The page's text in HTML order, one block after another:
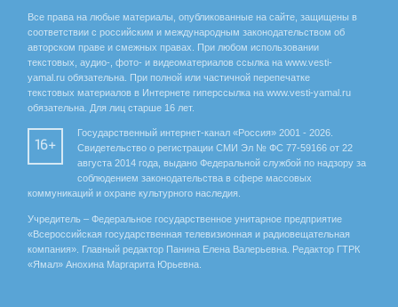
Все права на любые материалы, опубликованные на сайте, защищены в
соответствии с российским и международным законодательством об
авторском праве и смежных правах. При любом использовании
текстовых, аудио-, фото- и видеоматериалов ссылка на www.vesti-
yamal.ru обязательна. При полной или частичной перепечатке
текстовых материалов в Интернете гиперссылка на www.vesti-yamal.ru
обязательна. Для лиц старше 16 лет.
16+
Государственный интернет-канал «Россия» 2001 - 2026.
Свидетельство о регистрации СМИ Эл № ФС 77-59166 от 22
августа 2014 года, выдано Федеральной службой по надзору за
соблюдением законодательства в сфере массовых
коммуникаций и охране культурного наследия.
Учредитель – Федеральное государственное унитарное предприятие
«Всероссийская государственная телевизионная и радиовещательная
компания». Главный редактор Панина Елена Валерьевна. Редактор ГТРК
«Ямал» Анохина Маргарита Юрьевна.